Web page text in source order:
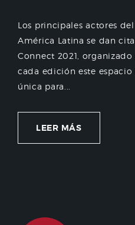
Los principales actores
América Latina se dan
Connect 2021,
cada edición este
única para...
LEER MÁS